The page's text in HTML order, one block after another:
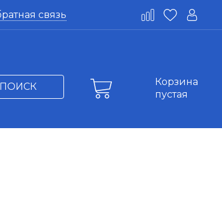
связь
ПОИСК
Корзина
пустая